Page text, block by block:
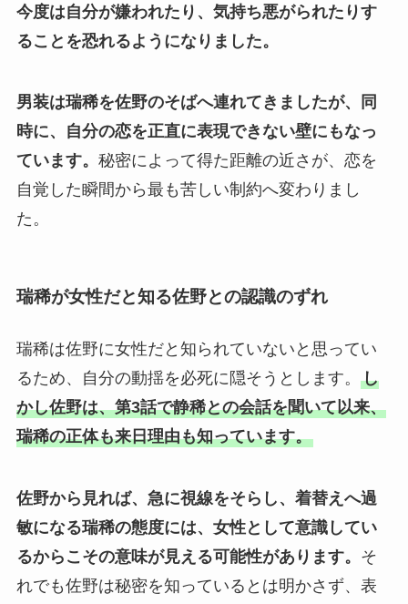
今度は自分が嫌われたり、気持ち悪がられたりす
ることを恐れるようになりました。
男装は瑞稀を佐野のそばへ連れてきましたが、同
時に、自分の恋を正直に表現できない壁にもなっ
ています。 秘密によって得た距離の近さが、恋を
自覚した瞬間から最も苦しい制約へ変わりまし
た。
瑞稀が女性だと知る佐野との認識のずれ
瑞稀は佐野に女性だと知られていないと思ってい
るため、自分の動揺を必死に隠そうとします。 し
かし佐野は、第3話で静稀との会話を聞いて以来、
瑞稀の正体も来日理由も知っています。
佐野から見れば、急に視線をそらし、着替えへ過
敏になる瑞稀の態度には、女性として意識してい
るからこその意味が見える可能性があります。 そ
れでも佐野は秘密を知っているとは明かさず、表